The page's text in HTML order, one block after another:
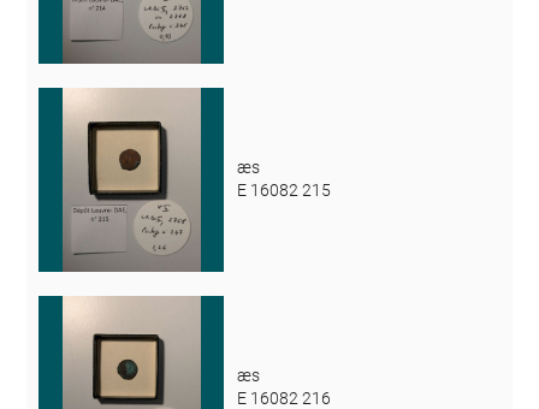
æs
E 16082 215
æs
E 16082 216